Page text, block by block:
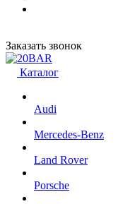
Заказать звонок
Каталог
Audi
Mercedes-Benz
Land Rover
Porsche